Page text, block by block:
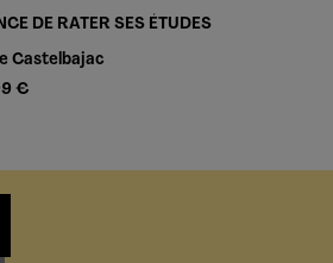
DE RATER SES ÉTUDES
Castelbajac
€